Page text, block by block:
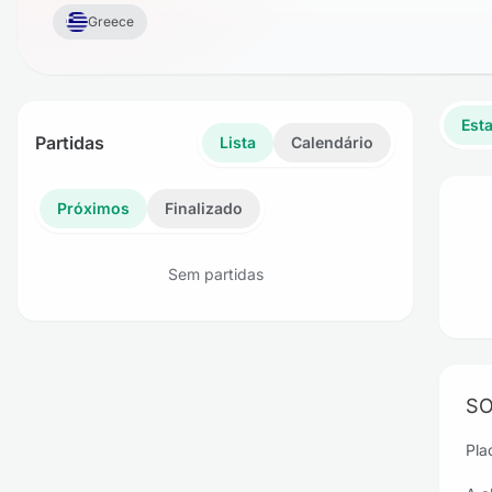
Greece
Partidas Lista Calendário
Próximos Finalizado
Sem partidas